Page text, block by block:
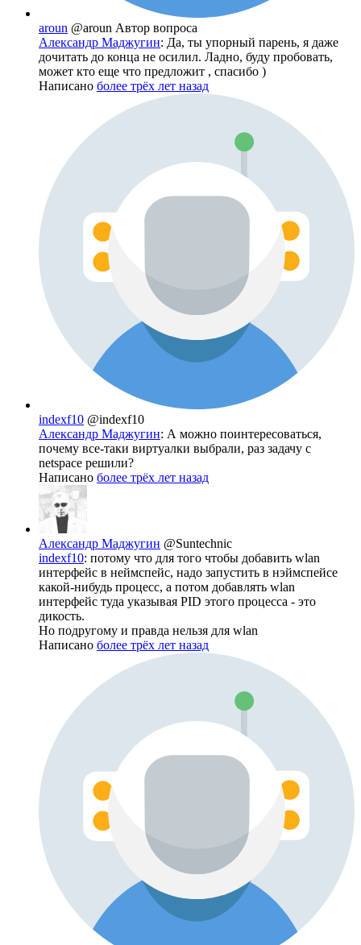
aroun @aroun Автор вопроса
Александр Маджугин: Да, ты упорный парень, я даже
дочитать до конца не осилил. Ладно, буду пробовать,
может кто еще что предложит , спасибо )
Написано более трёх лет назад
indexf10 @indexf10
Александр Маджугин: А можно поинтересоваться,
почему все-таки виртуалки выбрали, раз задачу с
netspace решили?
Написано более трёх лет назад
Александр Маджугин @Suntechnic
indexf10: потому что для того чтобы добавить wlan
интерфейс в неймспейс, надо запустить в нэймспейсе
какой-нибудь процесс, а потом добавлять wlan
интерфейс туда указывая PID этого процесса - это
дикость.
Но подругому и правда нельзя для wlan
Написано более трёх лет назад